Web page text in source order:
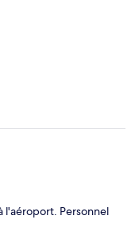
l'aéroport. Personnel